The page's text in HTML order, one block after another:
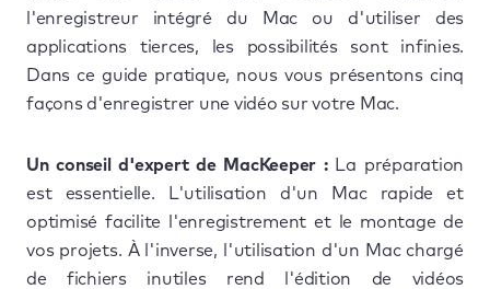
l'enregistreur intégré du Mac ou d'utiliser des
applications tierces, les possibilités sont infinies.
Dans ce guide pratique, nous vous présentons cinq
façons d'enregistrer une vidéo sur votre Mac.
Un conseil d'expert de MacKeeper :La préparation
est essentielle. L'utilisation d'un Mac rapide et
optimisé facilite l'enregistrement et le montage de
vos projets. À l'inverse, l'utilisation d'un Mac chargé
de fichiers inutiles rend l'édition de vidéos